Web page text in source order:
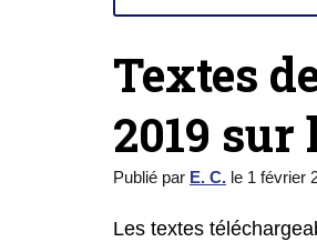
Textes
2019 sur
Publié par E. C. le 1 février
Les textes